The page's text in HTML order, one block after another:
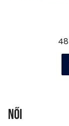
48
Női